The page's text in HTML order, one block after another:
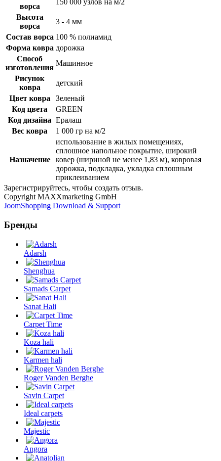
ворса
150 000 узлов на м/2
Высота
ворса
3 - 4 мм
Состав ворса 100 % полиамид
Форма ковра дорожка
Способ
изготовления
Машинное
Рисунок
ковра
детский
Цвет ковра
Зеленый
Код цвета
GREEN
Код дизайна Ералаш
Вес ковра
1 000 гр на м/2
Назначение
использование в жилых помещениях,
сплошное напольное покрытие, широкий
ковер (шириной не менее 1,83 м), ковровая
дорожка, подкладка, укладка сплошным
приклеиванием
Зарегистрируйтесь, чтобы создать отзыв.
Copyright MAXXmarketing GmbH
JoomShopping Download & Support
Бренды
Adarsh
Shenghua
Samads Carpet
Sanat Hali
Carpet Time
Koza hali
Karmen hali
Roger Vanden Berghe
Savin Carpet
Ideal carpets
Majestic
Angora